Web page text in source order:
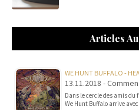
Articles
WE HUNT BUFFALO -
13.11.2018 -
Dans le cercle des amis
We Hunt Buffalo arrive